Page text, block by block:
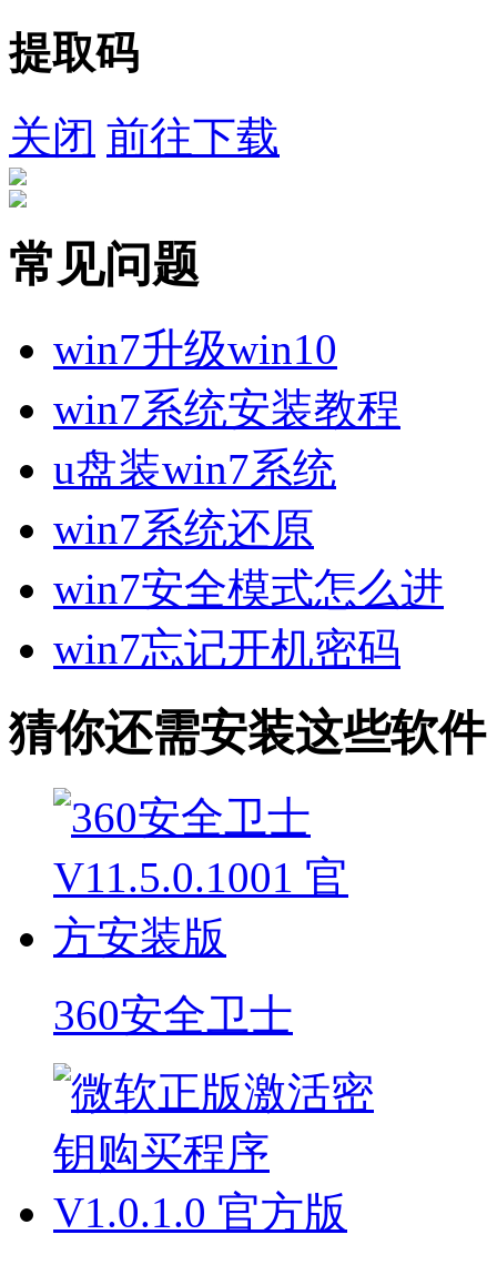
提取码
关闭 前往下载
常见问题
win7升级win10
win7系统安装教程
u盘装win7系统
win7系统还原
win7安全模式怎么进
win7忘记开机密码
猜你还需安装这些软件
360安全卫士